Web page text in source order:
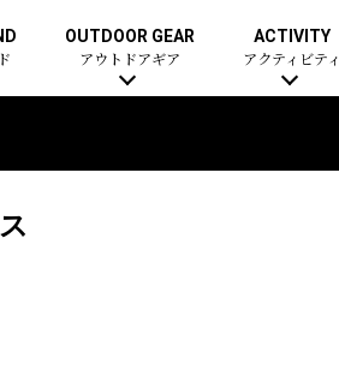
OUTDOOR GEAR
アウトドアギア
ACTIVITY
アクティビティ